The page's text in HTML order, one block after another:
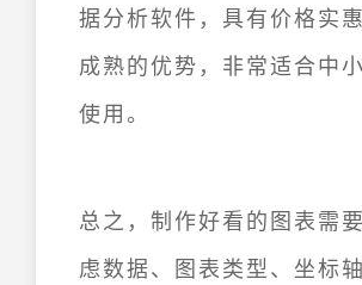
据分析软件，具有价格实
成熟的优势，非常适合中
使用。
总之，制作好看的图表需
虑数据、图表类型、坐标